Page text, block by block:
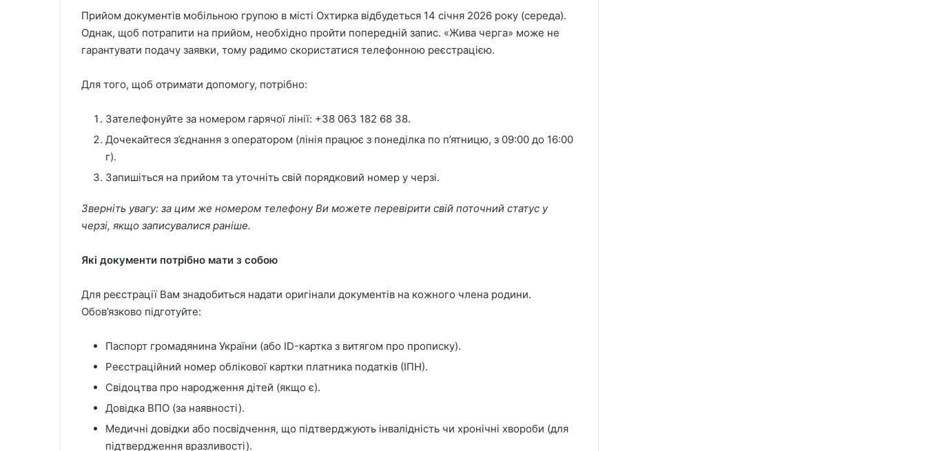
Прийом документів мобільною групою в місті Охтирка відбудеться 14 січня 2026 року (середа).
Однак, щоб потрапити на прийом, необхідно пройти попередній запис. «Жива черга» може не
гарантувати подачу заявки, тому радимо скористатися телефонною реєстрацією.
Для того, щоб отримати допомогу, потрібно:
Зателефонуйте за номером гарячої лінії: +38 063 182 68 38.
Дочекайтеся з’єднання з оператором (лінія працює з понеділка по п’ятницю, з 09:00 до 16:00
г).
Запишіться на прийом та уточніть свій порядковий номер у черзі.
Зверніть увагу: за цим же номером телефону Ви можете перевірити свій поточний статус у
черзі, якщо записувалися раніше.
Які документи потрібно мати з собою
Для реєстрації Вам знадобиться надати оригінали документів на кожного члена родини.
Обов’язково підготуйте:
Паспорт громадянина України (або ID-картка з витягом про прописку).
Реєстраційний номер облікової картки платника податків (ІПН).
Свідоцтва про народження дітей (якщо є).
Довідка ВПО (за наявності).
Медичні довідки або посвідчення, що підтверджують інвалідність чи хронічні хвороби (для
підтвердження вразливості).